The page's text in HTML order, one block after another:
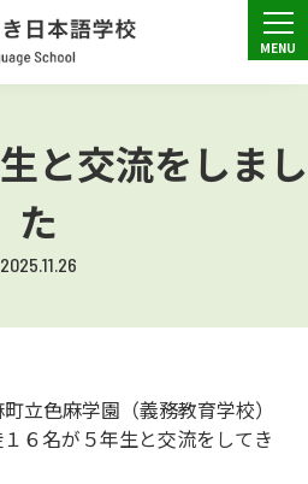
と交流をしまし
た
2025.11.26
立色麻学園（義務教育学校）
６名が５年生と交流をしてき